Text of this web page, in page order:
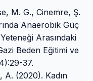
M. G., Cinemre, Ş.
Anaerobik Güç
Arasındaki
Beden Eğitimi ve
37.
A. (2020). Kadın